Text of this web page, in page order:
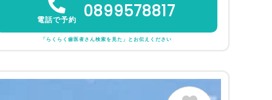
電話で予約 0899578817
「らくらく歯医者さん検索を見た」とお伝えください